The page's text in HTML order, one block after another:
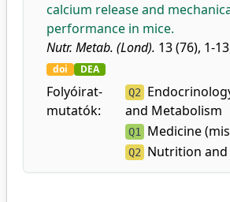
calcium release and
performance in mice.
Nutr. Metab. (Lond). 13 (76), 1-
doi DEA
Folyóirat-
mutatók:
Q2
and Metabolism
Q1 Medicine
Q2 Nutrition and